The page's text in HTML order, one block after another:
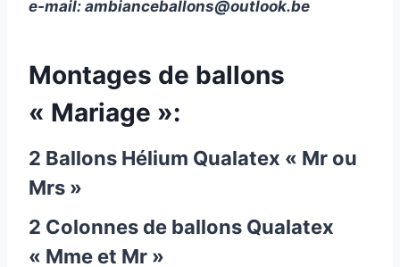
e-mail: ambianceballons@outlook.be
Montages de ballons
« Mariage »:
2 Ballons Hélium Qualatex « Mr ou
Mrs »
2 Colonnes de ballons Qualatex
« Mme et Mr »